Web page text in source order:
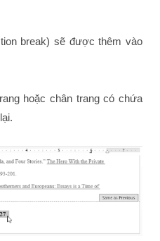
break) sẽ được thêm vào
hoặc chân trang có chứa